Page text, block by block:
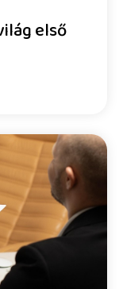
első